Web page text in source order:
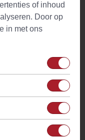
aan de
Bij diabetes type 1 en
overleg met een arts.
of inhoud
Door op
in met ons